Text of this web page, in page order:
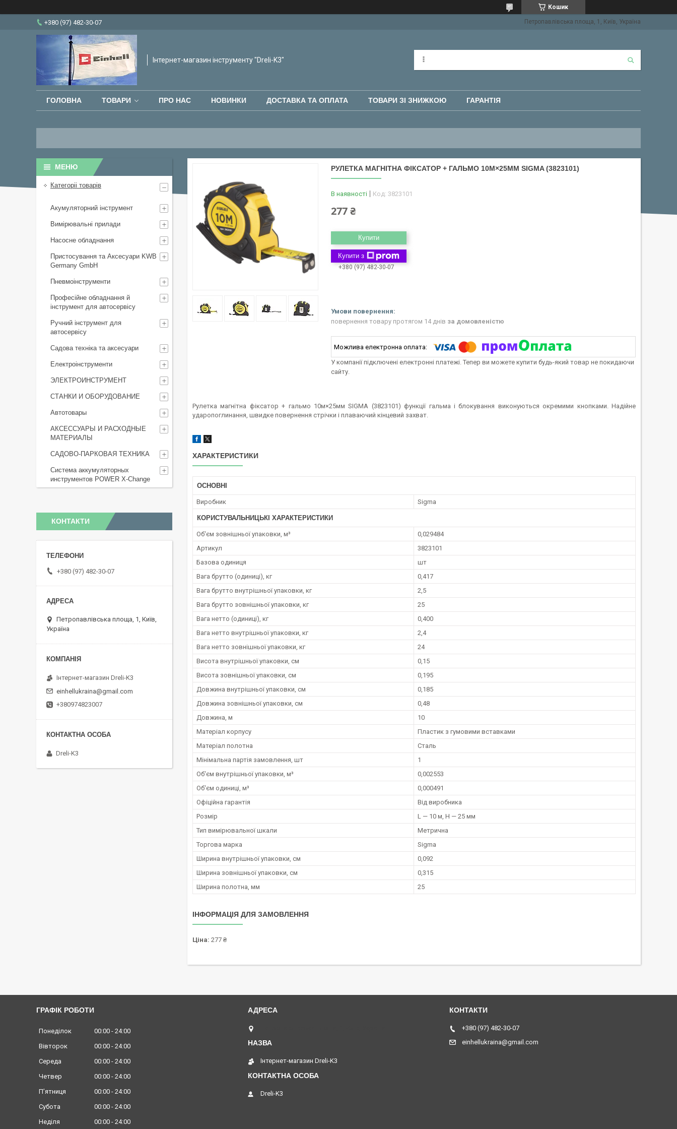
Кошик
+380 (97) 482-30-07 Петропавлівська площа, 1, Київ, Україна
Інтернет-магазин інструменту "Dreli-K3"
ГОЛОВНА ТОВАРИ ПРО НАС НОВИНКИ ДОСТАВКА ТА ОПЛАТА ТОВАРИ ЗІ ЗНИЖКОЮ ГАРАНТІЯ
РУЛЕТКА МАГНІТНА ФІКСАТОР + ГАЛЬМО 10М×25ММ SIGMA (3823101)
В наявності Код: 3823101
277 ₴
Купити
Купити з
+380 (97) 482-30-07
повернення товару протягом 14 днів за домовленістю
У компанії підключені електронні платежі. Тепер ви можете купити будь-який товар не покидаючи
сайту.
Рулетка магнітна фіксатор + гальмо 10м×25мм SIGMA (3823101) функції гальма і блокування виконуються окремими кнопками. Надійне
ударопоглинання, швидке повернення стрічки і плаваючий кінцевий захват.
ХАРАКТЕРИСТИКИ
ОСНОВНІ
Виробник Sigma
КОРИСТУВАЛЬНИЦЬКІ ХАРАКТЕРИСТИКИ
Oб'єм зовнішньої упаковки, м³
0,029484
Артикул
3823101
Базова одиниця
шт
Вага брутто (одиниці), кг
0,417
Вага брутто внутрішньої упаковки, кг
2,5
Вага брутто зовнішньої упаковки, кг
25
Вага нетто (одиниці), кг
0,400
Вага нетто внутрішньої упаковки, кг
2,4
Вага нетто зовнішньої упаковки, кг
24
Висота внутрішньої упаковки, см
0,15
Висота зовнішньої упаковки, см
0,195
Довжина внутрішньої упаковки, см
0,185
Довжина зовнішньої упаковки, см
0,48
Довжина, м
10
Матеріал корпусу
Пластик з гумовими вставками
Матеріал полотна
Сталь
Мінімальна партія замовлення, шт
1
Об'єм внутрішньої упаковки, м³
0,002553
Об'єм одиниці, м³
0,000491
Офіційна гарантія
Від виробника
Розмір
L — 10 м, H — 25 мм
Тип вимірювальної шкали
Метрична
Торгова марка
Sigma
Ширина внутрішньої упаковки, см
0,092
Ширина зовнішньої упаковки, см
0,315
Ширина полотна, мм
25
ІНФОРМАЦІЯ ДЛЯ ЗАМОВЛЕННЯ
Ціна: 277 ₴
Категоріі товарів
Акумуляторний інструмент
Вимірювальні прилади
Насосне обладнання
Пристосування та Аксесуари KWB
Germany GmbH
Пневмоінструменти
Професійне обладнання й
інструмент для автосервісу
Ручний інструмент для
автосервісу
Садова техніка та аксесуари
Електроінструменти
ЭЛЕКТРОИНСТРУМЕНТ
СТАНКИ И ОБОРУДОВАНИЕ
Автотовары
АКСЕССУАРЫ И РАСХОДНЫЕ
МАТЕРИАЛЫ
САДОВО-ПАРКОВАЯ ТЕХНИКА
Система аккумуляторных
инструментов POWER X-Change
КОНТАКТИ
+380 (97) 482-30-07
Петропавлівська площа, 1, Київ,
Україна
Інтернет-магазин Dreli-K3
einhellukraina@gmail.com
+380974823007
Dreli-K3
ГРАФІК РОБОТИ
Понеділок 00:00
24:00
Вівторок
00:00
24:00
Середа
00:00
24:00
Четвер
00:00
24:00
Пʼятниця
00:00
24:00
Субота
00:00
24:00
Неділя
00:00 24:00
Інтернет-магазин Dreli-K3
Dreli-K3
+380 (97) 482-30-07
einhellukraina@gmail.com